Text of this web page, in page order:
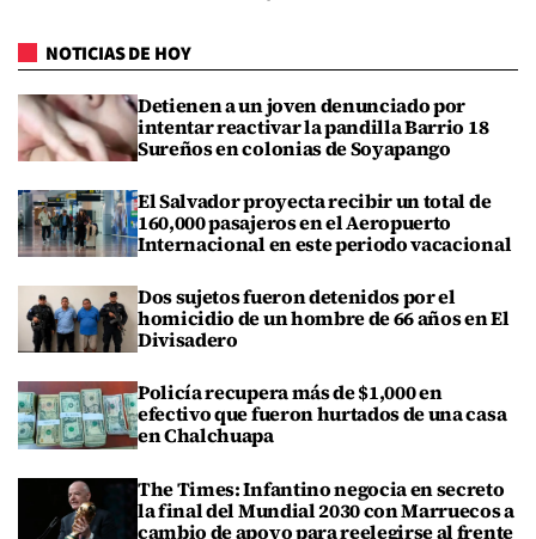
NOTICIAS DE HOY
Detienen a un joven denunciado por
intentar reactivar la pandilla Barrio 18
Sureños en colonias de Soyapango
El Salvador proyecta recibir un total de
160,000 pasajeros en el Aeropuerto
Internacional en este periodo vacacional
Dos sujetos fueron detenidos por el
homicidio de un hombre de 66 años en El
Divisadero
Policía recupera más de $1,000 en
efectivo que fueron hurtados de una casa
en Chalchuapa
The Times: Infantino negocia en secreto
la final del Mundial 2030 con Marruecos a
cambio de apoyo para reelegirse al frente